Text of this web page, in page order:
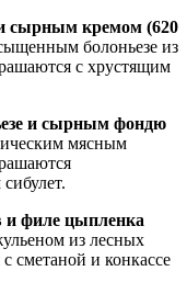
сырным кремом (620
болоньезе из
с хрустящим
и сырным фондю
мясным
и филе цыпленка
из лесных
сметаной и конкассе